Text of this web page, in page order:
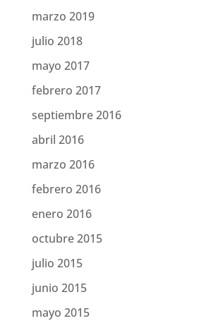
marzo 2019
julio 2018
mayo 2017
febrero 2017
septiembre 2016
abril 2016
marzo 2016
febrero 2016
enero 2016
octubre 2015
julio 2015
junio 2015
mayo 2015